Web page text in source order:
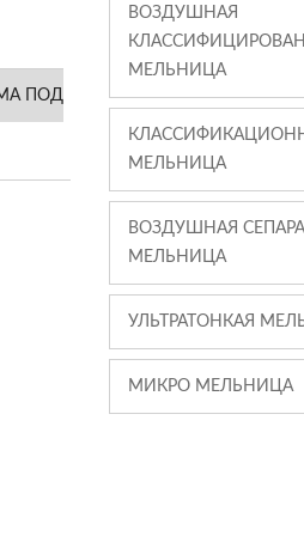
ПОД
ВОЗДУШНАЯ
МЕЛЬНИЦА
МЕЛЬНИЦА
ВОЗДУШНАЯ
МЕЛЬНИЦА
УЛЬТРАТОНКАЯ
МИКРО МЕЛЬНИЦА